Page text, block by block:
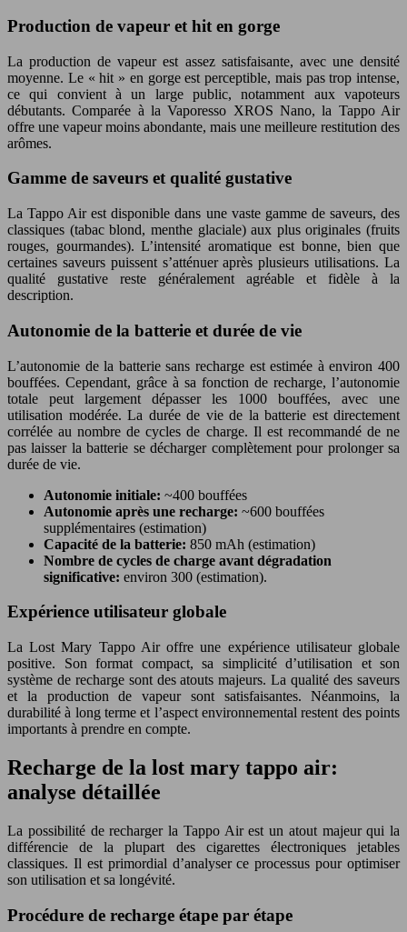
Production de vapeur et hit en gorge
La production de vapeur est assez satisfaisante, avec une densité
moyenne. Le « hit » en gorge est perceptible, mais pas trop intense,
ce qui convient à un large public, notamment aux vapoteurs
débutants. Comparée à la Vaporesso XROS Nano, la Tappo Air
offre une vapeur moins abondante, mais une meilleure restitution des
arômes.
Gamme de saveurs et qualité gustative
La Tappo Air est disponible dans une vaste gamme de saveurs, des
classiques (tabac blond, menthe glaciale) aux plus originales (fruits
rouges, gourmandes). L’intensité aromatique est bonne, bien que
certaines saveurs puissent s’atténuer après plusieurs utilisations. La
qualité gustative reste généralement agréable et fidèle à la
description.
Autonomie de la batterie et durée de vie
L’autonomie de la batterie sans recharge est estimée à environ 400
bouffées. Cependant, grâce à sa fonction de recharge, l’autonomie
totale peut largement dépasser les 1000 bouffées, avec une
utilisation modérée. La durée de vie de la batterie est directement
corrélée au nombre de cycles de charge. Il est recommandé de ne
pas laisser la batterie se décharger complètement pour prolonger sa
durée de vie.
Autonomie initiale: ~400 bouffées
Autonomie après une recharge: ~600 bouffées
supplémentaires (estimation)
Capacité de la batterie: 850 mAh (estimation)
Nombre de cycles de charge avant dégradation
significative: environ 300 (estimation).
Expérience utilisateur globale
La Lost Mary Tappo Air offre une expérience utilisateur globale
positive. Son format compact, sa simplicité d’utilisation et son
système de recharge sont des atouts majeurs. La qualité des saveurs
et la production de vapeur sont satisfaisantes. Néanmoins, la
durabilité à long terme et l’aspect environnemental restent des points
importants à prendre en compte.
Recharge de la lost mary tappo air:
analyse détaillée
La possibilité de recharger la Tappo Air est un atout majeur qui la
différencie de la plupart des cigarettes électroniques jetables
classiques. Il est primordial d’analyser ce processus pour optimiser
son utilisation et sa longévité.
Procédure de recharge étape par étape